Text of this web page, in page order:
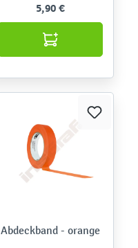
5,90 €
Abdeckband - orange